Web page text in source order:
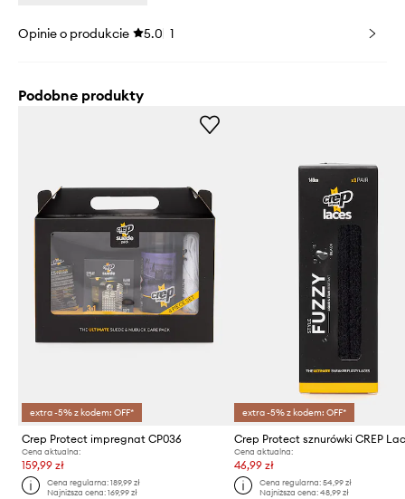
Opinie o produkcie 5.0 1
Podobne produkty
extra -5% z kodem: OFF*
Crep Protect impregnat CP036
Cena aktualna:
159,99 zł
Cena regularna:189,99 zł
Najniższa cena:169,99 zł
extra -5% z kodem: OFF*
Crep Protect sznurówki CREP
Cena aktualna:
46,99 zł
Cena regularna: 54,99 zł
Najniższa cena: 48,99 zł